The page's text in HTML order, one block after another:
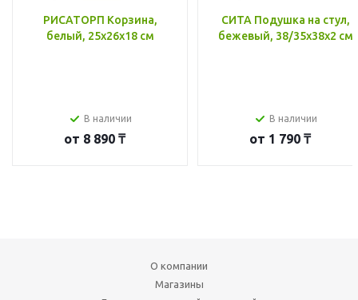
РИСАТОРП Корзина,
белый, 25x26x18 см
В наличии
от 8 890 ₸
СИТА Подушка на стул,
бежевый, 38/35x38x2 см
В наличии
от 1 790 ₸
О компании
Магазины